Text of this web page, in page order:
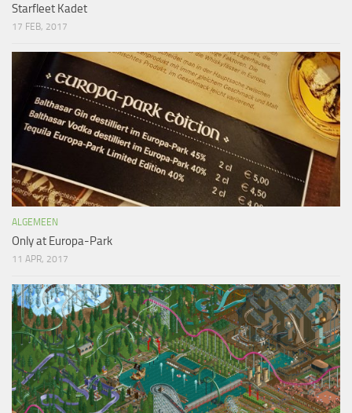
Starfleet Kadet
17 FEB, 2017
ALGEMEEN
Only at Europa-Park
11 APR, 2017